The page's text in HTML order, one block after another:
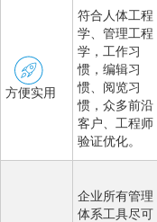
方便实用
符合人体工程
学、管理工程
学，工作习
惯，编辑习
惯、阅览习
惯，众多前沿
客户、工程师
验证优化。
企业所有管理
体系工具尽可